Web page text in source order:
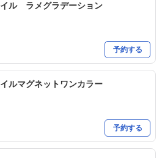
ル ラメグラデーション
予約する
ルマグネットワンカラー
予約する